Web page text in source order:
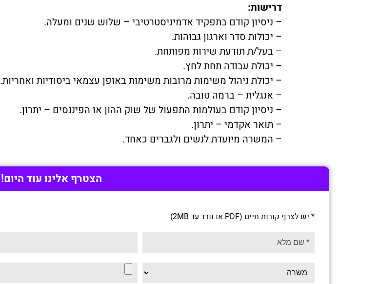
דרישות:
– ניסיון קודם בתפקיד אדמיניסטרטיבי – שלוש שנים ומעלה.
– יכולות סדר וארגון גבוהות.
– בעל/ת תודעת שירות מפותחת.
– יכולת עבודה תחת לחץ.
– יכולת ניהול משימות מרובות משימות באופן עצמאי ביסודיות ואחריות.
– אנגלית – ברמה טובה.
– ניסיון קודם בעולמות התפעול של שוק ההון או הפיננסים – יתרון.
– תואר אקדמי – יתרון.
– המשרה מיועדת לנשים ולגברים כאחד.
הצטרף אלינו עוד היום!
* יש לצרף קורות חיים (PDF או וורד עד 2MB)